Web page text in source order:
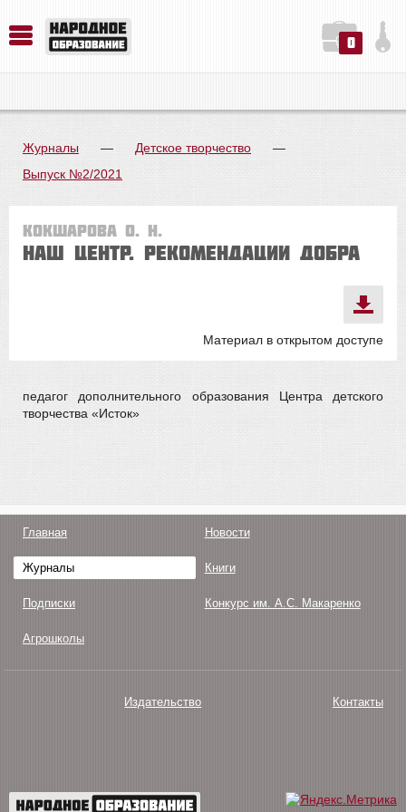
0
Журналы — Детское творчество
—
Выпуск №2/2021
Кокшарова О. Н.
Наш центр. РЕКОМЕНДАЦИИ ДОБРА
Материал в открытом доступе
педагог дополнительного образования Центра детского
творчества «Исток»
Главная Новости
Журналы Книги
Подписки Конкурс им. А.С. Макаренко
Агрошколы
Издательство Контакты